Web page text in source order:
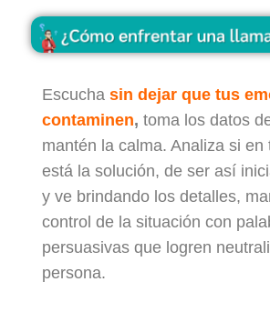
Escucha sin dejar que tus
contaminen, toma los datos
mantén la calma. Analiza si en
está la solución, de ser así
y ve brindando los detalles,
control de la situación con
persuasivas que logren
persona.